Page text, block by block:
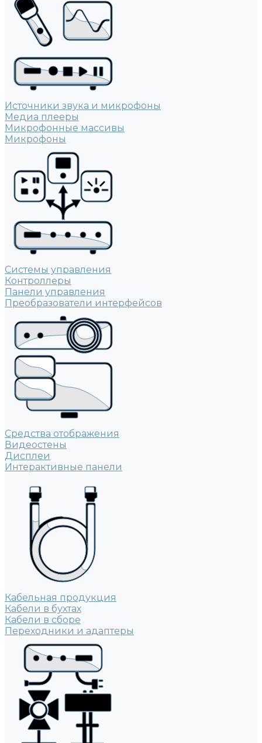
Источники звука и микрофоны
Медиа плееры
Микрофонные массивы
Микрофоны
Системы управления
Контроллеры
Панели управления
Преобразователи интерфейсов
Средства отображения
Видеостены
Дисплеи
Интерактивные панели
Кабельная продукция
Кабели в бухтах
Кабели в сборе
Переходники и адаптеры